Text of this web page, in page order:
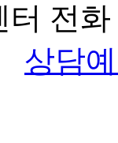
터 전
상담